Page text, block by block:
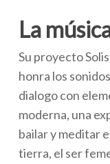
La
Su proyecto
honra los
dialogo con
moderna, una
bailar y meditar
tierra, el ser